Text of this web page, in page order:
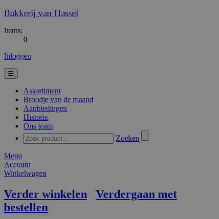
Bakkerij van Hassel
Items:
0
Inloggen
☰
Assortiment
Broodje van de maand
Aanbiedingen
Historie
Ons team
Zoeken
Menu
Account
Winkelwagen
Verder winkelen
Verdergaan met
bestellen